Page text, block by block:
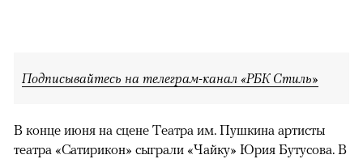
Подписывайтесь на телеграм-канал «РБК Стиль»
В конце июня на сцене Театра им. Пушкина артисты
театра «Сатирикон» сыграли «Чайку» Юрия Бутусова. В